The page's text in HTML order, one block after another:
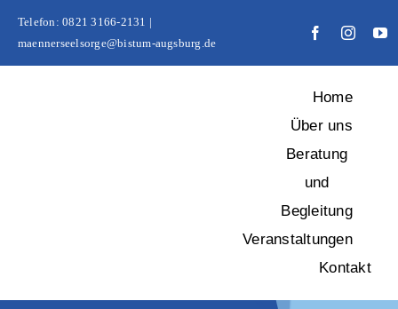
Inhalt
springen
Telefon: 0821 3166-2131 |
maennerseelsorge@bistum-augsburg.de
Home
Über uns
Beratung
und
Begleitung
Veranstaltungen
Kontakt